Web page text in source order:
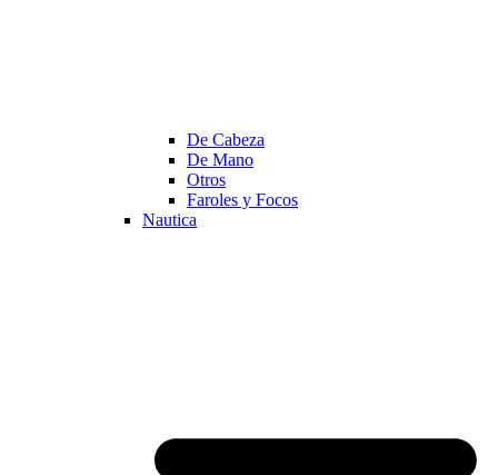
De Cabeza
De Mano
Otros
Faroles y Focos
Nautica